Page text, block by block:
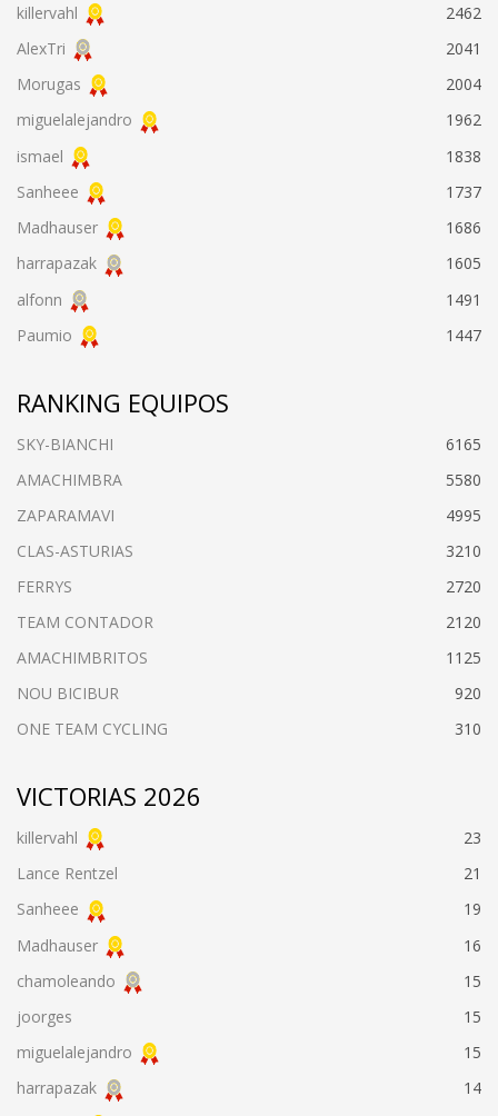
killervahl
2462
AlexTri
2041
Morugas
2004
miguelalejandro
1962
ismael
1838
Sanheee
1737
Madhauser
1686
harrapazak
1605
alfonn
1491
Paumio
1447
RANKING EQUIPOS
SKY-BIANCHI
6165
AMACHIMBRA
5580
ZAPARAMAVI
4995
CLAS-ASTURIAS
3210
FERRYS
2720
TEAM CONTADOR
2120
AMACHIMBRITOS
1125
NOU BICIBUR
920
ONE TEAM CYCLING
310
VICTORIAS 2026
killervahl
23
Lance Rentzel
21
Sanheee
19
Madhauser
16
chamoleando
15
joorges
15
miguelalejandro
15
harrapazak
14